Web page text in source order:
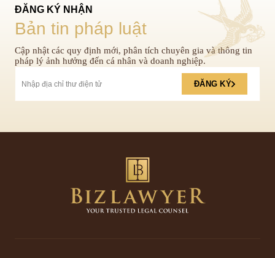
ĐĂNG KÝ NHẬN
Bản tin pháp luật
Cập nhật các quy định mới, phân tích chuyên gia và thông tin
pháp lý ảnh hưởng đến cá nhân và doanh nghiệp.
ĐĂNG KÝ